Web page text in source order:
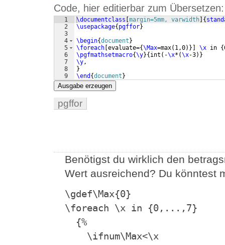
Code, hier editierbar zum Übersetzen:
1
2
3
4
5
6
7
8
9
\documentclass margin=5mm, varwidth {
\usepackage{ pgffor}
\begin{document }
\foreach evaluate={\Max=max( 1,0)}] \x in {
\pgfmathsetmacro{\y}{ int ( -\x* (\x-3)}
\y,
}
\end {document }
Ausgabe erzeugen
pgffor
Benötigst du wirklich den
Wert ausreichend? Du könntest
\gdef\Max{0}
\foreach \x in {0,...,7}